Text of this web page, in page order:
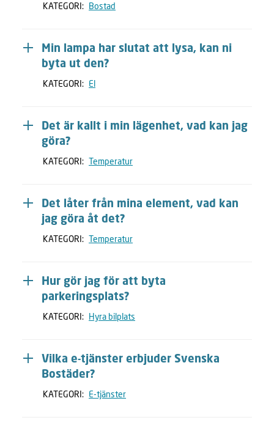
KATEGORI: Bostad
Min lampa har slutat att lysa, kan ni
byta ut den?
KATEGORI: El
Det är kallt i min lägenhet, vad kan jag
göra?
KATEGORI: Temperatur
Det låter från mina element, vad kan
jag göra åt det?
KATEGORI: Temperatur
Hur gör jag för att byta
parkeringsplats?
KATEGORI: Hyra bilplats
Vilka e-tjänster erbjuder Svenska
Bostäder?
KATEGORI: E-tjänster